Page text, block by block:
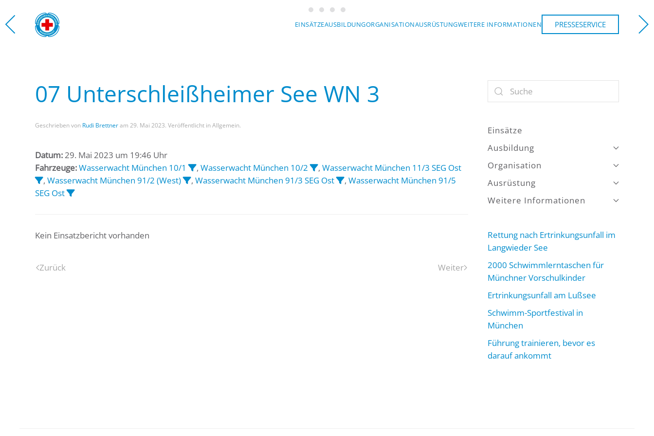
Zum Hauptinhalt springen EINSÄTZEAUSBILDUNGORGANISATIONAUSRÜSTUNGWEITERE INFORMATIONEN PRESSESERVICE
Wasserwacht München
Wasserwacht München
Wasserwacht München
07 Unterschleißheimer See WN 3
Geschrieben von Rudi Brettneram 29. Mai 2023. Veröffentlicht in Allgemein.
Datum:29. Mai 2023 um 19:46 Uhr
Fahrzeuge:Wasserwacht München 10/1 , Wasserwacht München 10/2 , Wasserwacht München 11/3 SEG Ost
, Wasserwacht München 91/2 (West) , Wasserwacht München 91/3 SEG Ost , Wasserwacht München 91/5
SEG Ost
Kein Einsatzbericht vorhanden
Zurück Weiter
Einsätze
Ausbildung
Organisation
Ausrüstung
Weitere Informationen
Rettung nach Ertrinkungsunfall im
Langwieder See
2000 Schwimmlerntaschen für
Münchner Vorschulkinder
Ertrinkungsunfall am Lußsee
Schwimm-Sportfestival in
München
Führung trainieren, bevor es
darauf ankommt